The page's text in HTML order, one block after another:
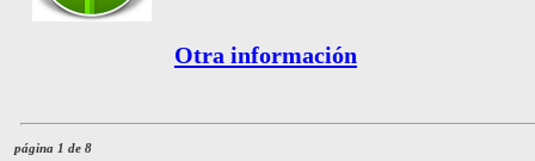
Otra información
página 1 de 8